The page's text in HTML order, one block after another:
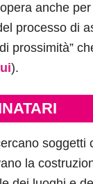
anche
processo di
prossimità”
).
soggetti
la